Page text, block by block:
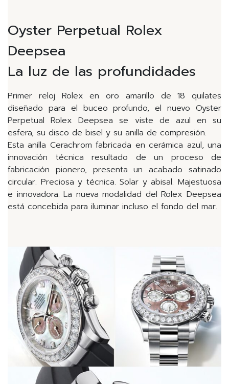
Oyster Perpetual Rolex
Deepsea
La luz de las profundidades
Primer reloj Rolex en oro amarillo de 18 quilates
diseñado para el buceo profundo, el nuevo Oyster
Perpetual Rolex Deepsea se viste de azul en su
esfera, su disco de bisel y su anilla de compresión.
Esta anilla Cerachrom fabricada en cerámica azul, una
innovación técnica resultado de un proceso de
fabricación pionero, presenta un acabado satinado
circular. Preciosa y técnica. Solar y abisal. Majestuosa
e innovadora. La nueva modalidad del Rolex Deepsea
está concebida para iluminar incluso el fondo del mar.